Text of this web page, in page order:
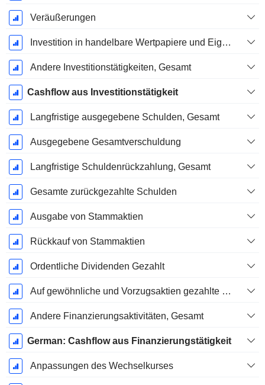
Veräußerungen
Investition in handelbare Wertpapiere und Eigenkapitalinstrumente, Gesamt
Andere Investitionstätigkeiten, Gesamt
Cashflow aus Investitionstätigkeit
Langfristige ausgegebene Schulden, Gesamt
Ausgegebene Gesamtverschuldung
Langfristige Schuldenrückzahlung, Gesamt
Gesamte zurückgezahlte Schulden
Ausgabe von Stammaktien
Rückkauf von Stammaktien
Ordentliche Dividenden Gezahlt
Auf gewöhnliche und Vorzugsaktien gezahlte Dividenden
Andere Finanzierungsaktivitäten, Gesamt
German: Cashflow aus Finanzierungstätigkeit
Anpassungen des Wechselkurses